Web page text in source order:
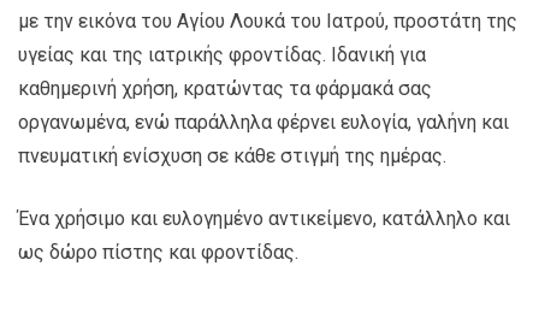
με την εικόνα του Αγίου Λουκά του Ιατρού, προστάτη της
υγείας και της ιατρικής φροντίδας. Ιδανική για
καθημερινή χρήση, κρατώντας τα φάρμακά σας
οργανωμένα, ενώ παράλληλα φέρνει ευλογία, γαλήνη και
πνευματική ενίσχυση σε κάθε στιγμή της ημέρας.
Ένα χρήσιμο και ευλογημένο αντικείμενο, κατάλληλο και
ως δώρο πίστης και φροντίδας.